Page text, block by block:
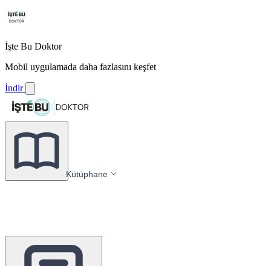
İşte Bu Doktor
Mobil uygulamada daha fazlasını keşfet
İndir
Kütüphane